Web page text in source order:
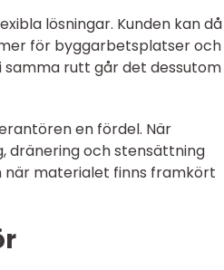
lösningar. Kunden kan då
för byggarbetsplatser och
rutt går det dessutom
en fördel. När
dränering och stensättning
när materialet finns framkört